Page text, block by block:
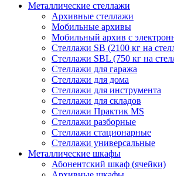
Металлические стеллажи
Архивные стеллажи
Мобильные архивы
Мобильный архив с
Стеллажи SB (2100 кг на
Стеллажи SBL (750 кг на
Стеллажи для гаража
Стеллажи для дома
Стеллажи для инструмента
Стеллажи для складов
Стеллажи Практик MS
Стеллажи разборные
Стеллажи стационарные
Стеллажи универсальные
Металлические шкафы
Абонентский шкаф (ячейки)